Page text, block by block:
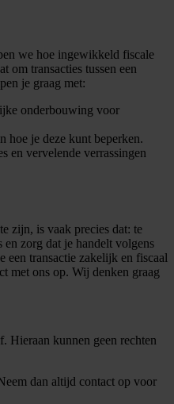
we hoe ingewikkeld fiscale
om transacties tussen een
je graag met:
onderbouwing voor
hoe je deze kunt beperken.
en vervelende verrassingen
zijn, is vaak precies dat: te
en zorg dat je handelt volgens
een transactie zakelijk en fiscaal
met ons op. Wij denken graag
Hieraan kunnen geen rechten
dan altijd contact op voor